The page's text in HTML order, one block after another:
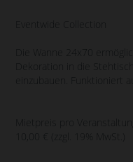
Eventwide Collection
Die Wanne 24x70
Dekoration in die
einzubauen. Funktioniert
Mietpreis pro
10,00 € (zzgl. 19% MwSt.)